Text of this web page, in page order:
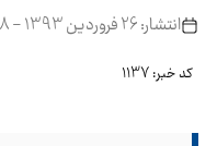
انتشار: 26 فروردین 1393 - 09:48
کد خبر: 1137